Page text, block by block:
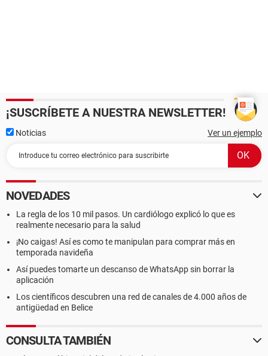
¡SUSCRÍBETE A NUESTRA NEWSLETTER!
Noticias Ver un ejemplo
NOVEDADES
La regla de los 10 mil pasos. Un cardiólogo explicó lo que es
realmente necesario para la salud
¡No caigas! Así es como te manipulan para comprar más en
temporada navideña
Así puedes tomarte un descanso de WhatsApp sin borrar la
aplicación
Los científicos descubren una red de canales de 4.000 años de
antigüedad en Belice
CONSULTA TAMBIÉN